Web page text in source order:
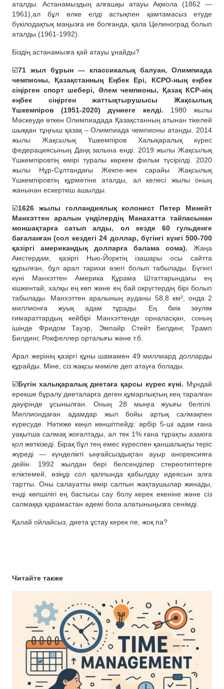
аталды. Астанамыздың алғашқы атауы Ақмола (1862 —
1961),ал бұл өлке елді астықпен қамтамасыз етуде
бүкілодақтық маңызға ие болғанда, қала Целиноград болып
аталды (1961-1992).
Біздің астанамызға қай атауы ұнайды?
☑️71 жыл бұрын — классикалық балуан, Олимпиада
чемпионы, Қазақстанның Еңбек Ері, КСРО-ның еңбек
сіңірген спорт шебері, Әлем чемпионы, Қазақ КСР-нің
еңбек сіңірген жаттықтырушысы Жақсылық
Үшкемпіров (1951-2020) дүниеге келді. 1980 жылы
Мәскеуде өткен Олимпиадада Қазақстанның атынан тікелей
шыққан тұңғыш қазақ – Олимпиада чемпионы атанды. 2014
жылы Жақсылық Үшкемпіров Халықаралық күрес
федерациясының Даңқ залына енді. 2019 жылы Жақсылық
Үшкемпіровтің өмірі туралы көркем фильм түсірілді. 2020
жылы Нұр-Сұлтандағы Жекпе-жек сарайы Жақсылық
Үшкемпіровтің құрметіне аталды, ал келесі жылы оның
жанынан ескерткіш ашылды.
☑️1626 жылы голландиялық колонист Петер Минейт
Манхэттен аралын үнділердің Манахатта тайпасынан
моншақтарға сатып алды, ол кезде 60 гульденге
бағаланған (сол кездегі 24 доллар, бүгінгі күнгі 500-700
қазіргі американдық долларға балама сома). Жаңа
Амстердам, қазіргі Нью-Йорктің ізашары осы сайтта
құрылған, бұл арал тарихи өзегі болып табылады. Бүгінгі
күні Манхэттен Америка Құрама Штаттарындағы ең
кішкентай, халқы ең көп және ең бай округтердің бірі болып
табылады. Манхэттен аралының ауданы 58,8 км², онда 2
миллионға жуық адам тұрады. Ең биік зәулім
ғимараттардың кейбірі Манхэттенде орналасқан, соның
ішінде Фридом Тауэр, Эмпайр Стейт Билдинг, Трамп
Билдинг, Рокфеллер орталығы және т.б.
Арал жерінің қазіргі құны шамамен 49 миллиард долларды
құрайды. Міне, сіз жақсы мәміле деп атауға болады.
☑️Бүгін халықаралық диетаға қарсы күрес күні. Мұндай
ерекше бұралу диеталарға деген құмарлықтың кең таралған
дәуірінде ұсынылған. Оның 28 мыңға жуығы белгілі.
Миллиондаған адамдар жыл бойы артық салмақпен
күресуде. Нәтиже көңіл көншітпейді: әрбір 5-ші адам ғана
уақытша салмақ жоғалтады, ал тек 1% ғана тұрақты азаюға
қол жеткізеді. Бірақ бұл тең емес күреспен қаншалықты теріс
жүреді — күнделікті ыңғайсыздықтан ауыр анорексияға
дейін. 1992 жылдан бері белсенділер стереотиптерге
еліктемей, өзіңді сол қалпында қабылдау идеясын алға
тартты. Оны салауатты өмір салтын жақтаушылар жинады,
енді көпшілігі ең бастысы сау болу керек екеніне және сіз
салмаққа қарамастан әдемі бола алатыныңызға сенімді.
Қалай ойлайсыз, диета ұстау керек пе, жоқ па?
Читайте также